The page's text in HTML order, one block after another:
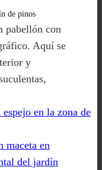
de pinos
pabellón con
Aquí se
y